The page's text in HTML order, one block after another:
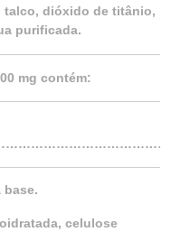
dióxido de titânio,
purificada.
mg contém:
base.
celulose